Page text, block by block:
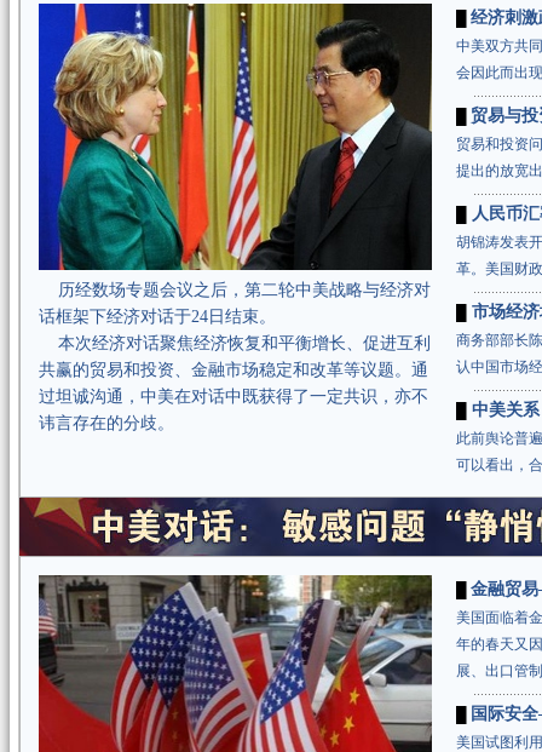
历经数场专题会议之后，第二轮中美战略与经济对
话框架下经济对话于24日结束。
本次经济对话聚焦经济恢复和平衡增长、促进互利
共赢的贸易和投资、金融市场稳定和改革等议题。通
过坦诚沟通，中美在对话中既获得了一定共识，亦不
讳言存在的分歧。
经济刺
中美双方共
会因此而出
贸易与
贸易和投资
提出的放宽
人民币
胡锦涛发表
革。美国财
市场经
商务部部长
认中国市场
中美关
此前舆论普
可以看出，
金融贸
美国面临着
年的春天又
展、出口管
国际安
美国试图利